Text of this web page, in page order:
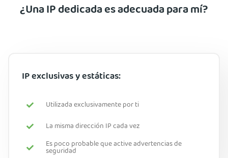
¿Una IP dedicada es adecuada para mí?
IP exclusivas y estáticas:
Utilizada exclusivamente por ti
La misma dirección IP cada vez
Es poco probable que active advertencias de
seguridad